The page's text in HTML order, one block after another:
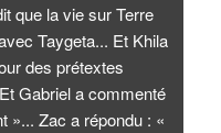
que la vie sur Terre
Taygeta... Et Khila
des prétextes
Gabriel a commenté
»... Zac a répondu : «